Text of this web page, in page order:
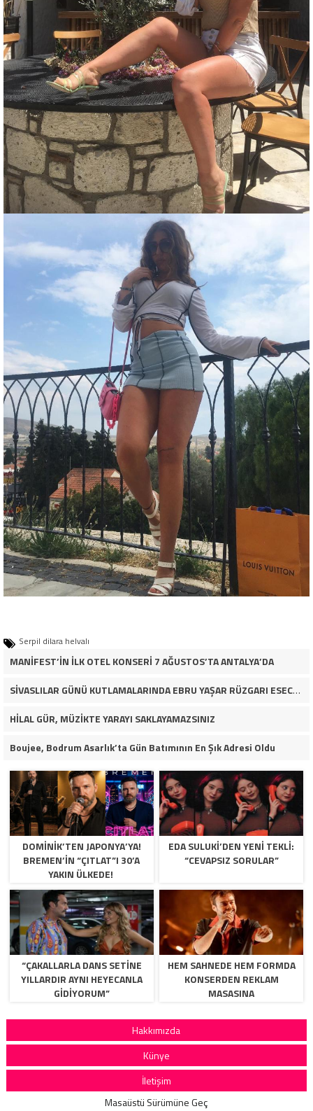
Serpil dilara helvalı
MANİFEST’İN İLK OTEL KONSERİ 7 AĞUSTOS’TA ANTALYA’DA
SİVASLILAR GÜNÜ KUTLAMALARINDA EBRU YAŞAR RÜZGARI ESECEK!
HİLAL GÜR, MÜZİKTE YARAYI SAKLAYAMAZSINIZ
Boujee, Bodrum Asarlık’ta Gün Batımının En Şık Adresi Oldu
DOMINIK’TEN JAPONYA’YA!
BREMEN’IN “ÇITLAT”I 30’A
YAKIN ÜLKEDE!
EDA SULUKI’DEN YENI TEKLI:
“CEVAPSIZ SORULAR”
“ÇAKALLARLA DANS SETINE
YILLARDIR AYNI HEYECANLA
GIDIYORUM”
HEM SAHNEDE HEM FORMDA
KONSERDEN REKLAM
MASASINA
Hakkımızda
Künye
İletişim
Masaüstü Sürümüne Geç